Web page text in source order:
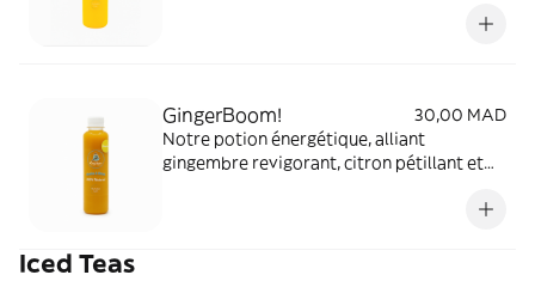
GingerBoom!
30,00 MAD
Notre potion énergétique, alliant
gingembre revigorant, citron pétillant et
Iced Teas